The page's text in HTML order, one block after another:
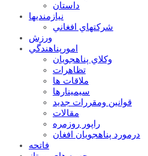
داستان
نيازمنديها
شرکتهاي افغاني
ورزش
امورپناهندگي
وکلاي پناهجويان
تظاهرات
ملاقات ها
سيمينارها
قوانين ومقررات جديد
مقالات
راپور روزمره
درمورد پناهجويان افغان
فاتحه